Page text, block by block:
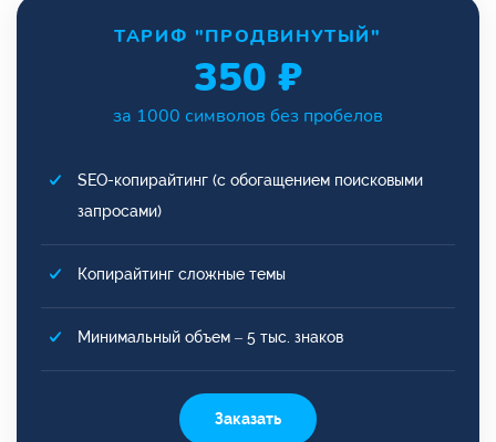
ТАРИФ "ПРОДВИНУТЫЙ"
350 ₽
за 1000 символов без пробелов
SEO-копирайтинг (с обогащением поисковыми
запросами)
Копирайтинг сложные темы
Минимальный объем – 5 тыс. знаков
Заказать